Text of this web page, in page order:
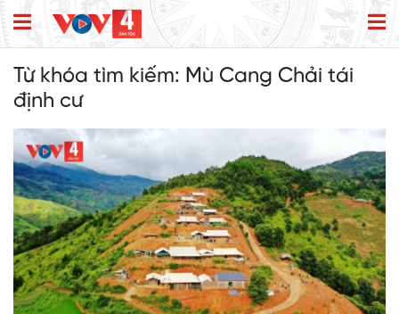
Từ khóa tìm kiếm: Mù Cang Chải tái
định cư